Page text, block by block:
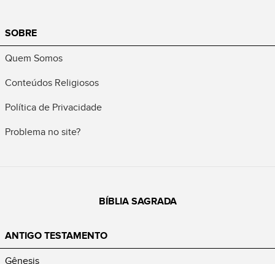
SOBRE
Quem Somos
Conteúdos Religiosos
Política de Privacidade
Problema no site?
BÍBLIA SAGRADA
ANTIGO TESTAMENTO
Gênesis